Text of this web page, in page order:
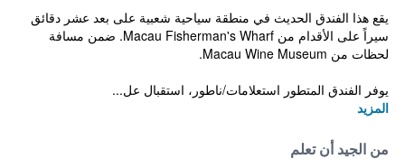
يقع هذا الفندق الحديث في منطقة سياحية شعبية على بعد عشر دقائق
سيراً على الأقدام من Macau Fisherman's Wharf. ضمن مسافة
لحظات من Macau Wine Museum.
يوفر الفندق المتطور استعلامات/ناطور، استقبال عل...
المزيد
من الجيد أن تعلم